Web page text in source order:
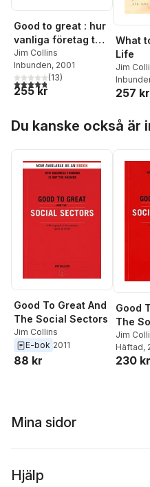
Good to great : hur
vanliga företag tar
språnget till
mästarklass
Jim Collins
Inbunden, 2001
4,8utav 5 stjärnor. Totalt antal
(13)
255 kr
What
Life
Jim
257 kr
Du kanske också är
Good To Great And
The Social Sectors
Jim Collins
E-bok 2011
88 kr
Good
The
Jim
Häftad,
230 kr
Mina sidor
Hjälp